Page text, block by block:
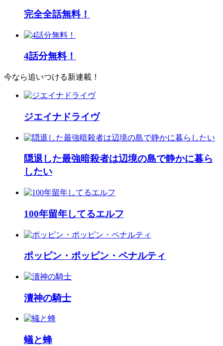
完全全話無料！
4話分無料！
今なら追いつける新連載！
ジエイナドライヴ
隠退した最強暗殺者は辺境の島で静かに暮ら
したい
100年留年してるエルフ
ポッピン・ポッピン・ペナルティ
瀆神の騎士
蟻と蜂